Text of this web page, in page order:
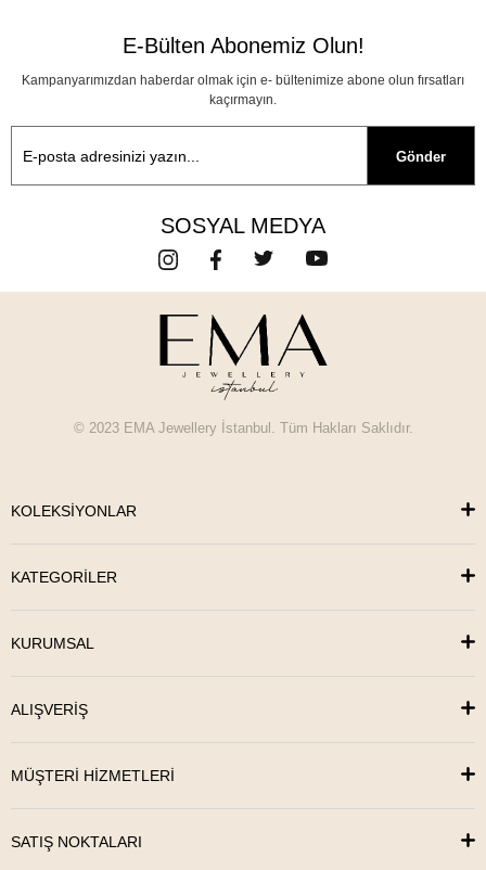
E-Bülten Abonemiz Olun!
Kampanyarımızdan haberdar olmak için e- bültenimize abone olun fırsatları
kaçırmayın.
Gönder
SOSYAL MEDYA
© 2023 EMA Jewellery İstanbul. Tüm Hakları Saklıdır.
KOLEKSİYONLAR
KATEGORİLER
KURUMSAL
ALIŞVERİŞ
MÜŞTERİ HİZMETLERİ
SATIŞ NOKTALARI